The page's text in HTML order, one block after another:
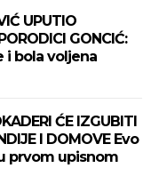
UPUTIO
GONCIĆ:
i bola voljena
ĆE IZGUBITI
I DOMOVE Evo
prvom upisnom